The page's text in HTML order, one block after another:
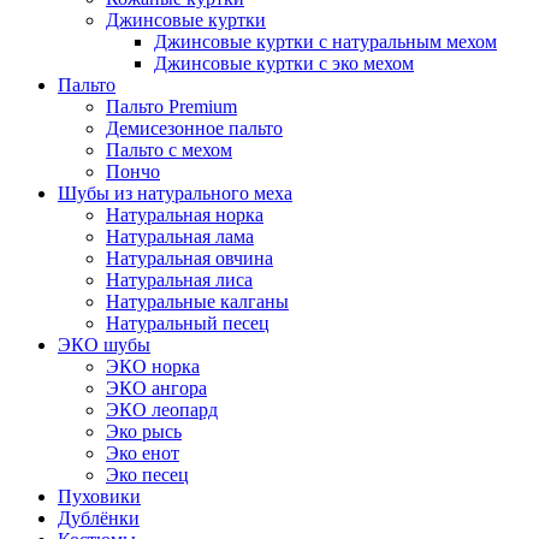
Джинсовые куртки
Джинсовые куртки с натуральным мехом
Джинсовые куртки с эко мехом
Пальто
Пальто Premium
Демисезонное пальто
Пальто с мехом
Пончо
Шубы из натурального меха
Натуральная норка
Натуральная лама
Натуральная овчина
Натуральная лиса
Натуральные калганы
Натуральный песец
ЭКО шубы
ЭКО норка
ЭКО ангора
ЭКО леопард
Эко рысь
Эко енот
Эко песец
Пуховики
Дублёнки